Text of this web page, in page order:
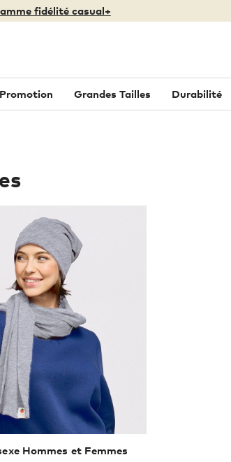
fidélité casual+
Grandes Tailles Durabilité
Taille unique
Hommes et Femmes